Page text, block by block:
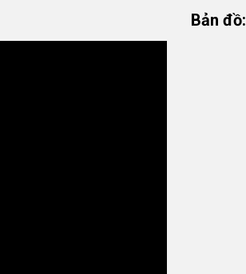
Bản đồ: